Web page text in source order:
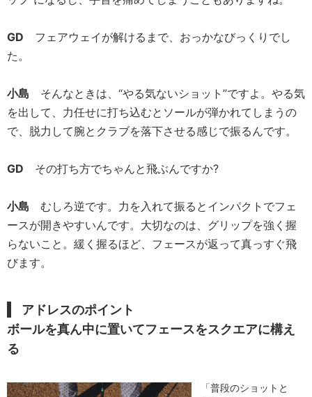
GD フェアウェイが解けるまで、おっかなびっくりでし
た。
小島 そんなときは、“やる気ないショット”ですよ。やる気
を出して、力任せに打ち込むとソールが弾かれてしまうの
で、脱力して腕とクラブを落下させる感じで振るんです。
GD その打ち方でちゃんと飛ぶんですか?
小島 むしろ逆です。力を入れて振るとインパクトでフェ
ースが開きやすいんです。大切なのは、グリップを強く握
らないこと。緩く握るほど、フェースが返って真っすぐ飛
びます。
アドレスのポイント
ボールを真ん中に置いてフェースをスクエアに構え
る
「普段のショットと